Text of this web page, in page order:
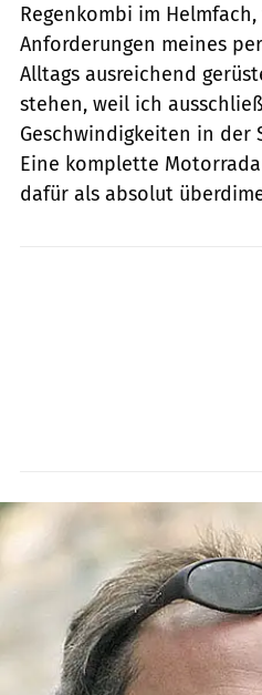
Regenkombi im
Anforderungen meines
Alltags ausreichend
stehen, weil ich
Geschwindigkeiten in der
Eine komplette
dafür als absolut